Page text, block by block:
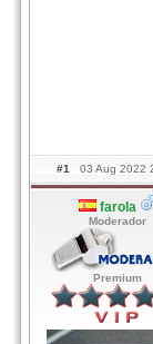
#1 03 Aug 2022
farola
Moderador
Premium